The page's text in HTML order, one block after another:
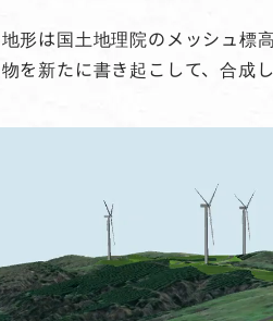
形は国土地理院のメッシュ標
を新たに書き起こして、合成